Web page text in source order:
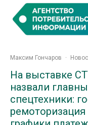
Максим Гончаров ·
На выставке
назвали
спецтехники: